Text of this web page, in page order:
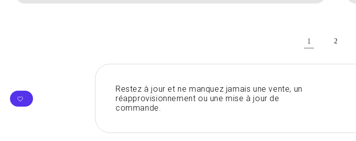
1 2
Restez à jour et ne manquez jamais une vente, un
réapprovisionnement ou une mise à jour de
commande.